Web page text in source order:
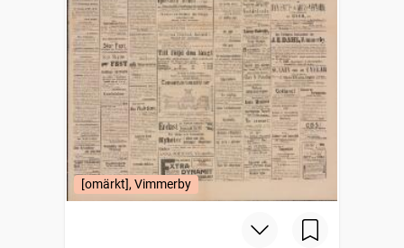
[omärkt], Vimmerby